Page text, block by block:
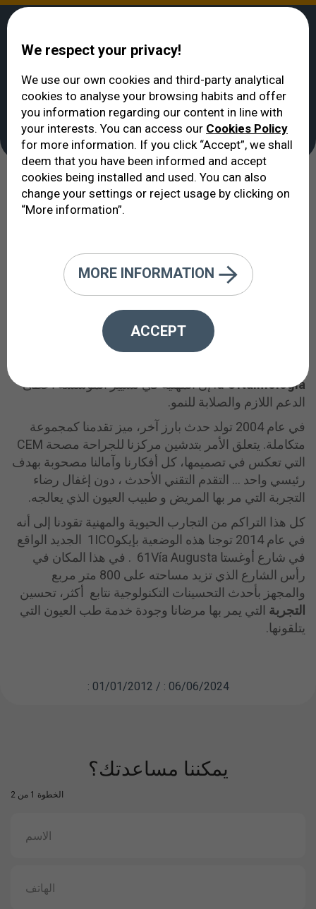
التعــريف بــــناتاريخ إيكو VERTE
تاريخ إيكو VERTE
العناية بعينيك منذ عام 1989.
تعاونيات حوادث الشغل الأكثر أهمية في برشلونة تخصصنا
في إحدى نقاطنا القوية: إصابات العين Traumatología
على مر السنين اكتسب أطباء العيون لدينا مزيدا من الخبرة
والمعرفة. وهكذا، خطوة خطوة، نما الفريق وتطور إلى
d’Oftalmologia. إن المهنية في تسيير المؤسسة أعطى
الدعم اللازم والصلابة للنمو.
في عام 2004 تولد حدث بارز آخر، ميز تقدمنا كمجموعة
متكاملة. يتعلق الأمر بتدشين مركزنا للجراحة مصحة CEM
التي تعكس في تصميمها، كل أفكارنا وآمالنا مصحوبة بهدف
رئيسي واحد ... التقدم التقني الأحدث ، دون إغفال رضاء
التجربة التي مر بها المريض و طبيب العيون الذي يعالجه.
كل هذا التراكم من التجارب الحيوية والمهنية تقودنا إلى أنه
في عام 2014 توجنا هذه الوضعية بإيكو1ICO الجديد الواقع
في شارع أوغستا 61Vía Augusta . في هذا المكان في
رأس الشارع الذي تزيد مساحته على 800 متر مربع
والمجهز بأحدث التحسينات التكنولوجية نتابع أكثر، تحسين
التجربة التي يمر بها مرضانا وجودة خدمة طب العيون التي
يتلقونها.
: 01/01/2012 / : 06/06/2024
يمكننا مساعدتك؟
الخطوة 1 من 2
We respect your privacy!
We use our own cookies and third-party analytical
cookies to analyse your browsing habits and offer
you information regarding our content in line with
your interests. You can access our Cookies Policy
for more information. If you click “Accept”, we shall
deem that you have been informed and accept
cookies being installed and used. You can also
change your settings or reject usage by clicking on
“More information”.
MORE INFORMATION
ACCEPT